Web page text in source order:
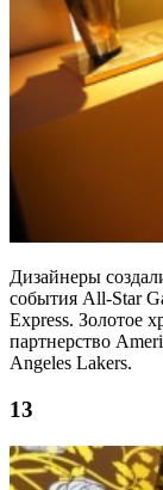
Дизайнеры
события All-Star
Express. Золотое
партнерство
Angeles Lakers.
13